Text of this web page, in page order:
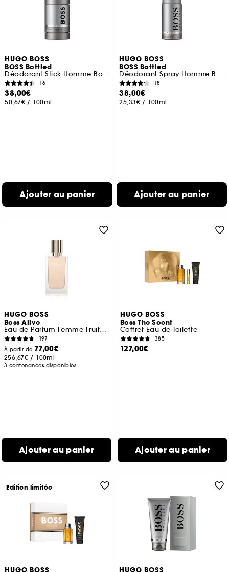
HUGO BOSS
BOSS Bottled
Déodorant Stick Homme Boisé et Oriental
16
38,00€
50,67€ / 100ml
Ajouter au panier
HUGO BOSS
BOSS Bottled
Déodorant Spray Homme Boisé et Oriental
18
38,00€
25,33€ / 100ml
Ajouter au panier
HUGO BOSS
Boss Alive
Eau de Parfum Femme Fruitée et Boisée
197
À partir de 77,00€
256,67€ / 100ml
3 contenances disponibles
Ajouter au panier
HUGO BOSS
Boss The Scent
Coffret Eau de Toilette
385
127,00€
Ajouter au panier
Edition limitée